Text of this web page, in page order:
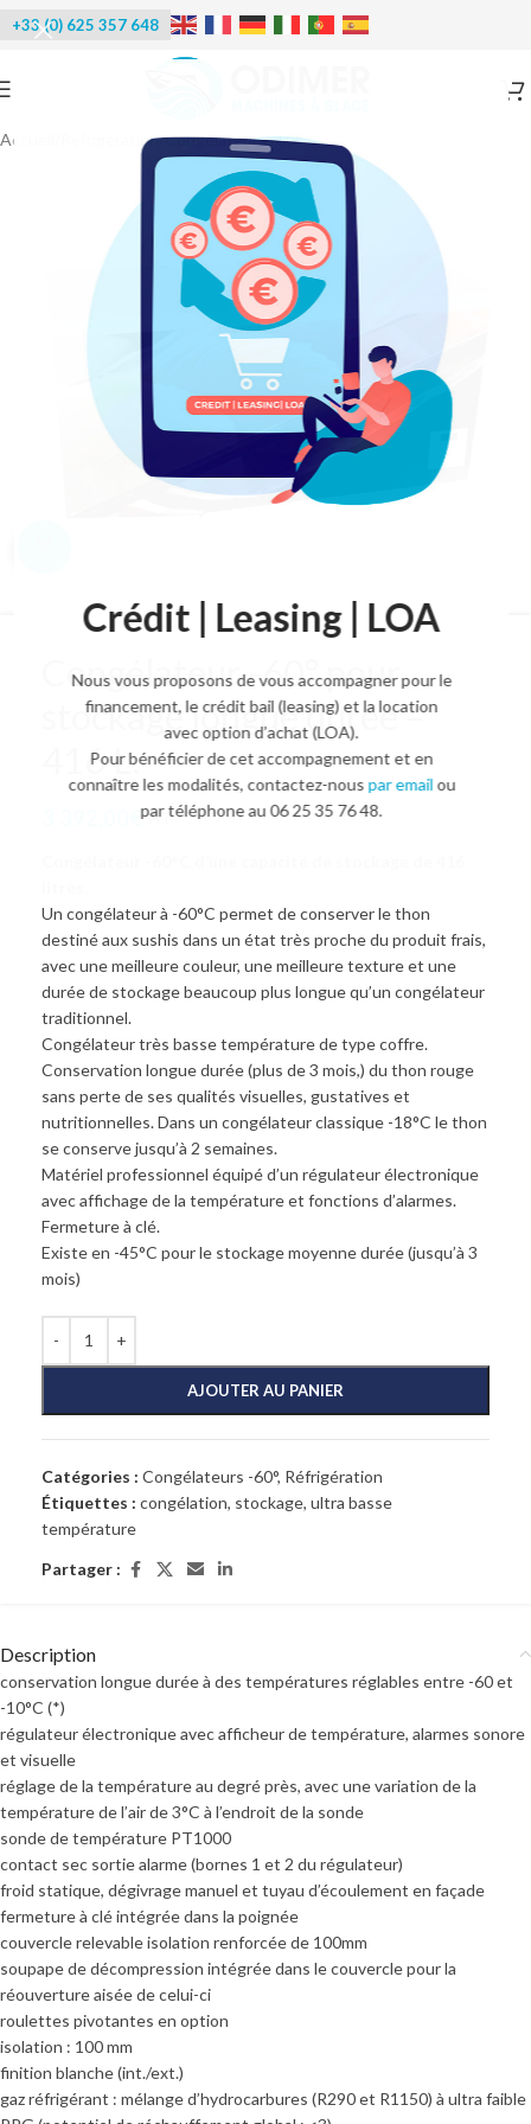
Crédit | Leasing | LOA
Nous vous proposons de vous accompagner pour le
financement, le crédit bail (leasing) et la location
avec option d’achat (LOA).
Pour bénéficier de cet accompagnement et en
connaître les modalités, contactez-nouspar email ou
par téléphone au 06 25 35 76 48.
+33 (0) 625 357 648
Accueil Réfrigération/Congélateurs -60°
Congélateur -60° pour
stockage longue durée –
416 L.
€ HT.
Un congélateur à -60°C permet de conserver le thon
destiné aux sushis dans un état très proche du produit frais,
avec une meilleure couleur, une meilleure texture et une
durée de stockage beaucoup plus longue qu’un congélateur
traditionnel.
Congélateur très basse température de type coffre.
Conservation longue durée (plus de 3 mois,) du thon rouge
sans perte de ses qualités visuelles, gustatives et
nutritionnelles. Dans un congélateur classique -18°C le thon
se conserve jusqu’à 2 semaines.
Matériel professionnel équipé d’un régulateur électronique
avec affichage de la température et fonctions d’alarmes.
Fermeture à clé.
Existe en -45°C pour le stockage moyenne durée (jusqu’à 3
mois)
AJOUTER AU PANIER
Catégories : Congélateurs -60°, Réfrigération
Étiquettes : congélation, stockage, ultra basse
température
Partager :
Description
conservation longue durée à des températures réglables entre -60 et
-10°C (*)
régulateur électronique avec afficheur de température, alarmes sonore
et visuelle
réglage de la température au degré près, avec une variation de la
température de l’air de 3°C à l’endroit de la sonde
sonde de température PT1000
contact sec sortie alarme (bornes 1 et 2 du régulateur)
froid statique, dégivrage manuel et tuyau d’écoulement en façade
fermeture à clé intégrée dans la poignée
couvercle relevable isolation renforcée de 100mm
soupape de décompression intégrée dans le couvercle pour la
réouverture aisée de celui-ci
roulettes pivotantes en option
isolation : 100 mm
finition blanche (int./ext.)
gaz réfrigérant : mélange d’hydrocarbures (R290 et R1150) à ultra faible